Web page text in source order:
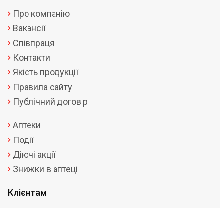
Про компанію
Вакансії
Співпраця
Контакти
Якість продукції
Правила сайту
Публічний договір
Аптеки
Події
Діючі акції
Знижки в аптеці
Клієнтам